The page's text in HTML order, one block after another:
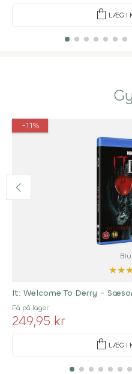
shopping_bag LÆG I
-11%
★★
It: Welcome To Derry -
Få på lager
249,95 kr
shopping_bag LÆG I